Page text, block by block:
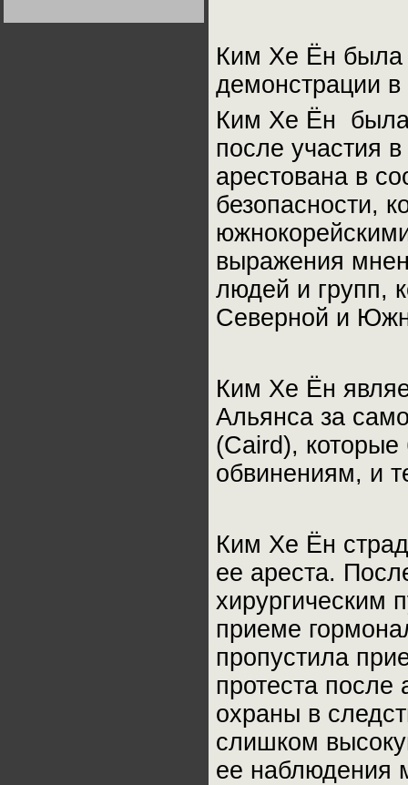
Ким Хе Ён была
демонстрации
Ким Хе Ён была
после участия
арестована в
безопасности,
выражения
людей и групп,
Северной и
Ким Хе Ён
Альянса за
(Caird),
обвинениям, и
Ким Хе Ён
ее ареста.
хирургическим
приеме
пропустила
протеста после
охраны в
слишком
ее наблюдения